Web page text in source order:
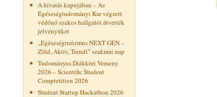
A hivatás kapujában – Az
Egészségtudományi Kar végzett
védőnő szakos hallgatói átvették
jelvényüket
„Egészségturizmus NEXT GEN –
Zöld, Aktív, Trendi” szakmai nap
Tudományos Diákköri Verseny
2026 – Scientific Student
Comptetition 2026
Student Startup Hackathon 2026